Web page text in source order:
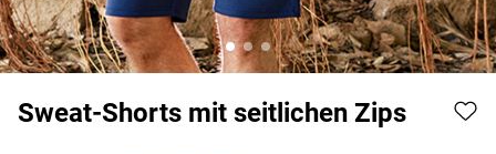
Sweat-Shorts mit seitlichen Zips